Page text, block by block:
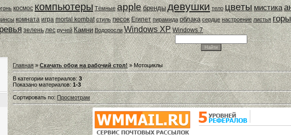
космос компьютеры Тёмные apple бренды девушки тело цветымистика
комната игра mortal kombat стиль песок Египет пирамида облака сердце настроение листья горы
зелень лес ручей Камни Водоросли Windows XP Windows 7
Главная»Скачать обои на рабочий стол!» Мотоциклы
В категории материалов:3
Показано материалов:1-3
Сортировать по:Просмотрам